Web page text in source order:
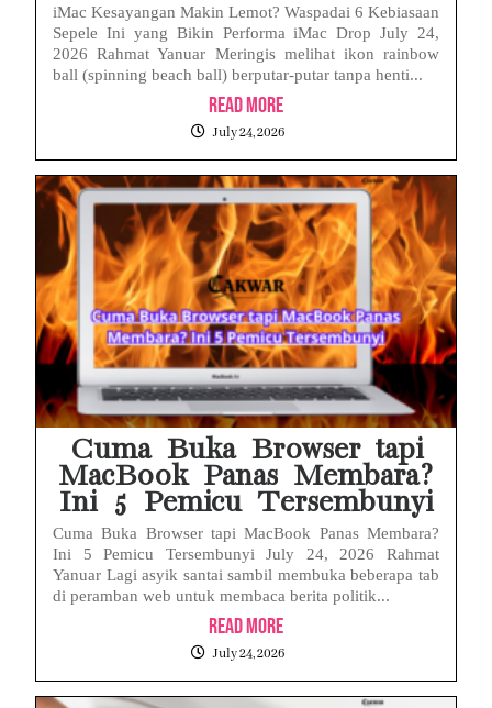
iMac Kesayangan Makin Lemot? Waspadai 6 Kebiasaan
Sepele Ini yang Bikin Performa iMac Drop July 24,
2026 Rahmat Yanuar Meringis melihat ikon rainbow
ball (spinning beach ball) berputar-putar tanpa henti...
Read More
July 24, 2026
Cuma Buka Browser tapi
MacBook Panas Membara?
Ini 5 Pemicu Tersembunyi
Cuma Buka Browser tapi MacBook Panas Membara?
Ini 5 Pemicu Tersembunyi July 24, 2026 Rahmat
Yanuar Lagi asyik santai sambil membuka beberapa tab
di peramban web untuk membaca berita politik...
Read More
July 24, 2026